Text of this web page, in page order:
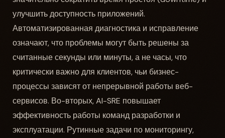
улучшить доступность приложений.
Автоматизированная диагностика и исправление
означают, что проблемы могут быть решены за
считанные секунды или минуты, а не часы, что
критически важно для клиентов, чьи бизнес-
процессы зависят от непрерывной работы веб-
сервисов. Во-вторых, AI-SRE повышает
эффективность работы команд разработки и
эксплуатации. Рутинные задачи по мониторингу,